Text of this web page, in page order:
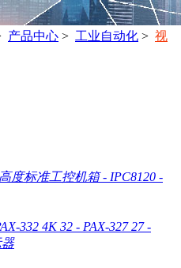
产品中心 > 工业自动化 > 视
度标准工控机箱 - IPC8120 -
332 4K 32 - PAX-327 27 -